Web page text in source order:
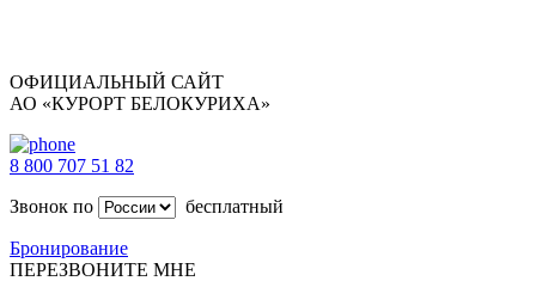
ОФИЦИАЛЬНЫЙ САЙТ
АО «КУРОРТ БЕЛОКУРИХА»
8 800 707 51 82
Звонок по
бесплатный
Бронирование
ПЕРЕЗВОНИТЕ МНЕ